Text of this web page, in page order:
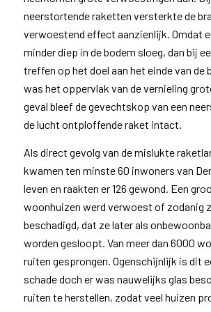
neerstortende raketten versterkte de
verwoestend effect aanzienlijk. Omdat
minder diep in de bodem sloeg, dan bij
treffen op het doel aan het einde van de
was het oppervlak van de vernieling
geval bleef de gevechtskop van een
de lucht ontploffende raket intact.
Als direct gevolg van de mislukte
kwamen ten minste 60 inwoners van
leven en raakten er 126 gewond. Een
woonhuizen werd verwoest of zodanig
beschadigd, dat ze later als
worden gesloopt. Van meer dan 6000
ruiten gesprongen. Ogenschijnlijk is dit
schade doch er was nauwelijks glas
ruiten te herstellen, zodat veel huizen